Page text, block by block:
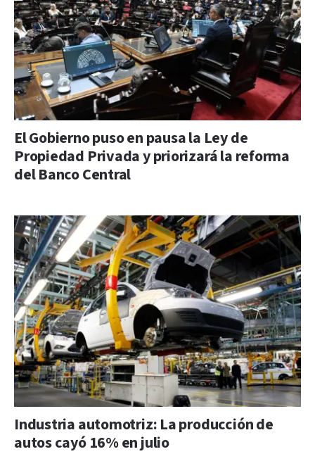
El Gobierno puso en pausa la Ley de
Propiedad Privada y priorizará la reforma
del Banco Central
Industria automotriz: La producción de
autos cayó 16% en julio